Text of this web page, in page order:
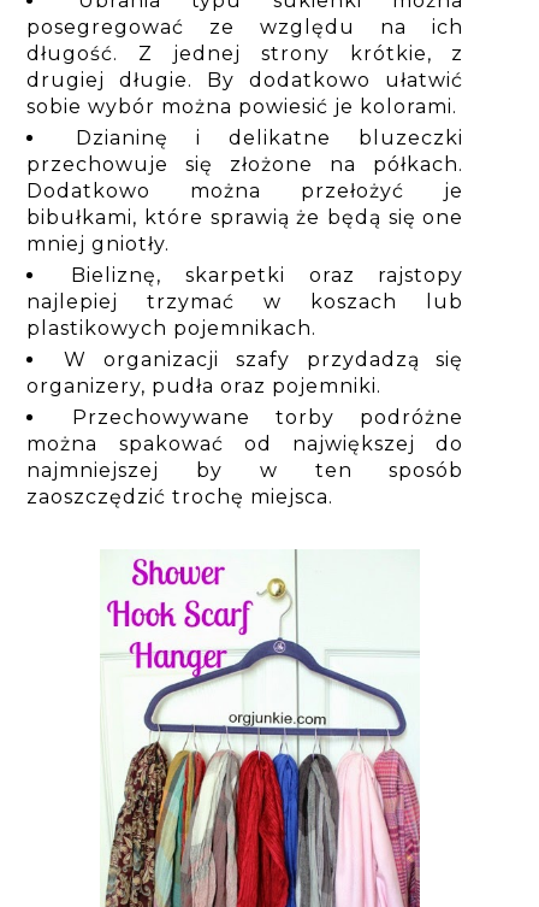
posegregować ze względu na ich
długość. Z jednej strony krótkie, z
drugiej długie. By dodatkowo ułatwić
sobie wybór można powiesić je kolorami.
Dzianinę i delikatne bluzeczki
przechowuje się złożone na półkach.
Dodatkowo można przełożyć je
bibułkami, które sprawią że będą się one
mniej gniotły.
Bieliznę, skarpetki oraz rajstopy
najlepiej trzymać w koszach lub
plastikowych pojemnikach.
W organizacji szafy przydadzą się
organizery, pudła oraz pojemniki.
Przechowywane torby podróżne
można spakować od największej do
najmniejszej by w ten sposób
zaoszczędzić trochę miejsca.